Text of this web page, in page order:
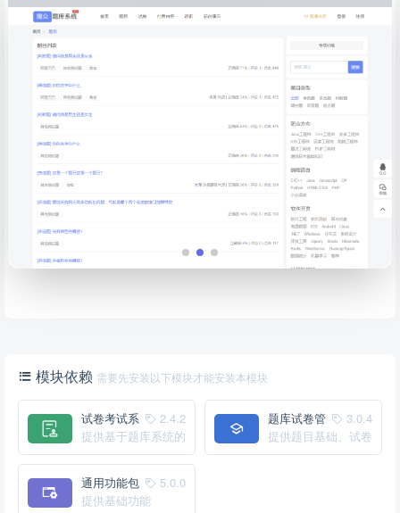
模块依赖 需要先安装以下模块才能安装本模块
2.4.2
试卷考试系
统
提供基于题库系统的
试卷考试系统
3.0.4
题库试卷管
理
提供题目基础、试卷
管理功能
5.0.0
通用功能包
提供基础功能